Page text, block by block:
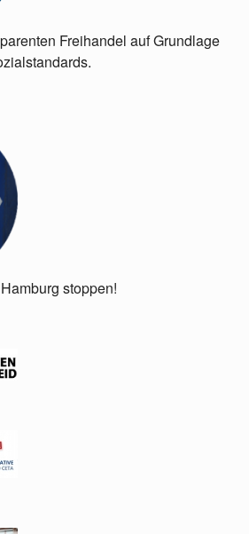
Freihandel auf Grundlage
stoppen!